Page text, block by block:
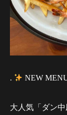
. NEW
大人気「ダン